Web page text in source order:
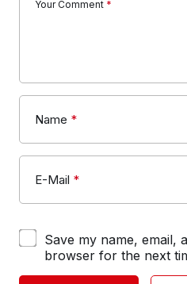
Your Comment *
Name *
E-Mail *
Save my name, email,
browser for the next